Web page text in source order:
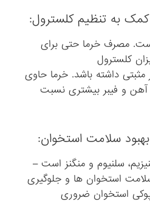
مصرف خرما حتی برای
کلسترول
مثبتی داشته باشد. خرما حاوی
و فیبر بیشتری نسبت
سلنیوم و منگنز است –
استخوان ها و جلوگیری
استخوان ضروری